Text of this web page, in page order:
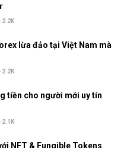
2.2K
lừa đảo tại Việt Nam mà
2.2K
tiền cho người mới uy tín
2.1K
NFT & Fungible Tokens